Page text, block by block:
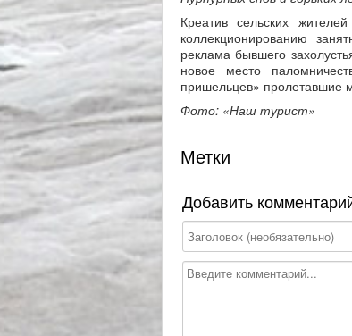
Креатив сельских
коллекционированию
реклама бывшего
новое место
пришельцев» пролетавшие
Фото: «Наш турист»
Метки
Добавить